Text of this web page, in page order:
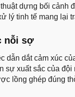
dựng bối cảnh
lý tinh tế mang lại
nỗi sợ
dẫn dắt cảm xúc
sự xuất sắc của
lồng ghép đúng